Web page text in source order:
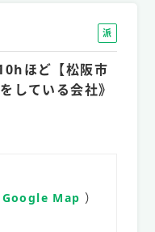
派
遣
社
員
ほど【松阪市
している会社》
Google Map ）